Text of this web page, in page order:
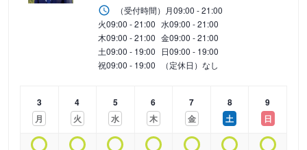
（受付時間） 月09:00 - 21:00
火09:00 - 21:00 水09:00 - 21:00
木09:00 - 21:00 金09:00 - 21:00
土09:00 - 19:00 日09:00 - 19:00
祝09:00 - 19:00 （定休日）なし
3
月
4
火
5
水
6
木
7
金
8
土
9
日